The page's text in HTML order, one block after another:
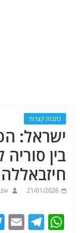
כתבות קצרות
בין
חיזבאללה
21/01/2026
W
T